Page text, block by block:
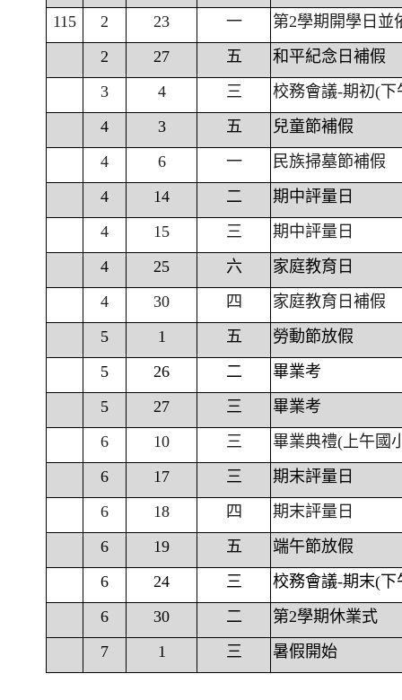
115
2 23 一
第2學期開學日並
2
27 五
和平紀念日補假
3
4 三
校務會議-期初(下
4
3 五
兒童節補假
4
6 一
民族掃墓節補假
4
14 二
期中評量日
4
15 三
期中評量日
4
25 六
家庭教育日
4
30 四
家庭教育日補假
5
1 五
勞動節放假
5
26 二
畢業考
5
27 三
畢業考
6
10 三
畢業典禮(上午國
6
17 三
期末評量日
6
18 四
期末評量日
6
19 五
端午節放假
6
24 三
校務會議-期末(下
6
30 二
第2學期休業式
7
1 三 暑假開始